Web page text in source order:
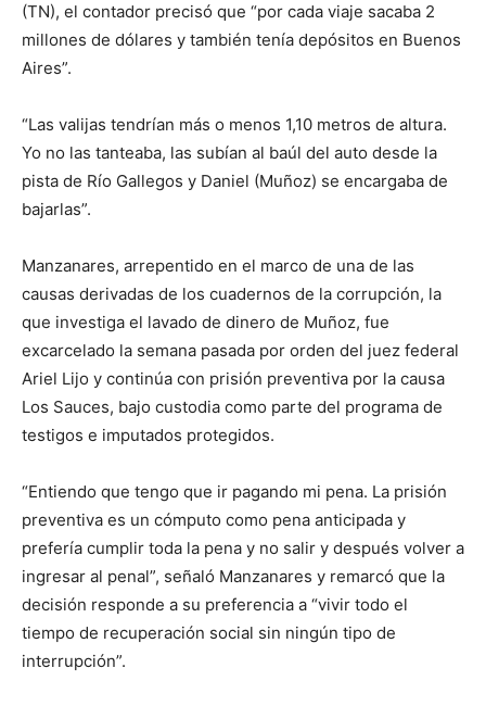
(TN), el contador precisó que “por cada viaje sacaba 2
millones de dólares y también tenía depósitos en Buenos
Aires”.
“Las valijas tendrían más o menos 1,10 metros de altura.
Yo no las tanteaba, las subían al baúl del auto desde la
pista de Río Gallegos y Daniel (Muñoz) se encargaba de
bajarlas”.
Manzanares, arrepentido en el marco de una de las
causas derivadas de los cuadernos de la corrupción, la
que investiga el lavado de dinero de Muñoz, fue
excarcelado la semana pasada por orden del juez federal
Ariel Lijo y continúa con prisión preventiva por la causa
Los Sauces, bajo custodia como parte del programa de
testigos e imputados protegidos.
“Entiendo que tengo que ir pagando mi pena. La prisión
preventiva es un cómputo como pena anticipada y
prefería cumplir toda la pena y no salir y después volver a
ingresar al penal”, señaló Manzanares y remarcó que la
decisión responde a su preferencia a “vivir todo el
tiempo de recuperación social sin ningún tipo de
interrupción”.